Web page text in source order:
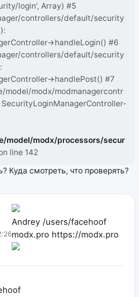
login', Array) #5
controllers/default/security
>handleLogin() #6
controllers/default/security
>handlePost() #7
modx/modmanagercontr
SecurityLoginManagerController-
model/modx/processors/secur
line 142
Куда смотреть, что проверять?
Andrey /users/facehoof
modx.pro https://modx.pro